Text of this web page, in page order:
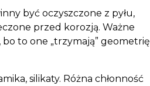
być oczyszczone z pyłu,
przed korozją. Ważne
to one „trzymają” geometrię
silikaty. Różna chłonność